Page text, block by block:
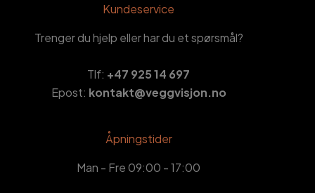
Kundeservice
Trenger du hjelp eller har du et spørsmål?
Tlf: +47 925 14 697
Epost: kontakt@veggvisjon.no
Åpningstider
Man - Fre 09:00 - 17:00